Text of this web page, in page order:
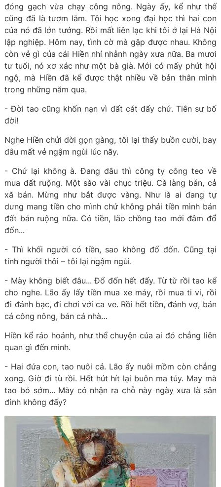
đóng gạch vừa chạy công nông. Ngày ấy, kể như thế
cũng đã là tươm lắm. Tôi học xong đại học thì hai con
của nó đã lớn tướng. Rồi mất liên lạc khi tôi ở lại Hà Nội
lập nghiệp. Hôm nay, tình cờ mà gặp được nhau. Không
còn vẻ gì của cái Hiền nhí nhảnh ngày xưa nữa. Ba mươi
tư tuổi, nó xơ xác như một bà già. Mới có mấy phút hội
ngộ, mà Hiền đã kể được thật nhiều về bản thân mình
trong những năm qua.
- Đời tao cũng khốn nạn vì đất cát đấy chứ. Tiên sư bố
đời!
Nghe Hiền chửi đời gọn gàng, tôi lại thấy buồn cười, bay
đâu mất vẻ ngậm ngùi lúc nãy.
- Chứ lại không à. Đang đâu thì công ty công teo về
mua đất ruộng. Một sào vài chục triệu. Cà làng bán, cả
xã bán. Mừng như bắt được vàng. Như là ai đang tự
dưng mang tiền cho mình chứ không phải tiền mình bán
đất bán ruộng nữa. Có tiền, lão chồng tao mới đâm đổ
đốn...
- Thì khối người có tiền, sao không đổ đốn. Cũng tại
tính người thôi – tôi lại ngậm ngùi.
- Mày không biết đâu... Đổ đốn hết đấy. Từ từ rồi tao kể
cho nghe. Lão ấy lấy tiền mua xe máy, rồi mua ti vi, rồi
đi đánh bạc, đi chơi với ca ve. Rồi hết tiền, đánh vợ, bán
cả công nông, bán cả nhà…
Hiền kể ráo hoảnh, như thể chuyện của ai đó chẳng liên
quan gì đến mình.
- Hai đứa con, tao nuôi cả. Lão ấy nuôi mồm còn chẳng
xong. Giờ đi tù rồi. Hết hút hít lại buôn ma túy. May mà
tao bỏ sớm... Mày có nhận ra chỗ này ngày xưa là sân
đình không đấy?